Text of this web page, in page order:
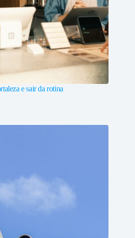
e sair da rotina